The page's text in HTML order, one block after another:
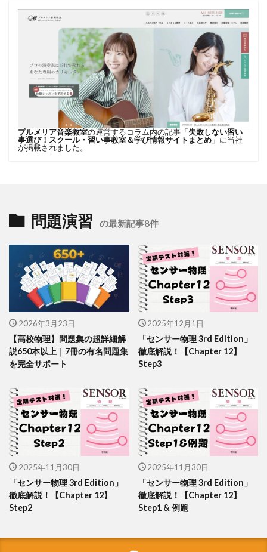
プルメリア音楽教室の運営するコラム内の記事「失敗しない習い
事選び！スクール・習い事教室＆学び情報サイトまとめ 」に当社
が掲載されました。
問題演習 の最新記事8件
2026年3月23日
【高校物理】問題集の超詳細解
説650本以上｜7冊の有名問題集
を完全サポート
2025年12月1日
「センサー物理 3rd Edition」
徹底解説！【Chapter 12】
Step3
2025年11月30日
「センサー物理 3rd Edition」
徹底解説！【Chapter 12】
Step2
2025年11月30日
「センサー物理 3rd Edition」
徹底解説！【Chapter 12】
Step1 & 例題